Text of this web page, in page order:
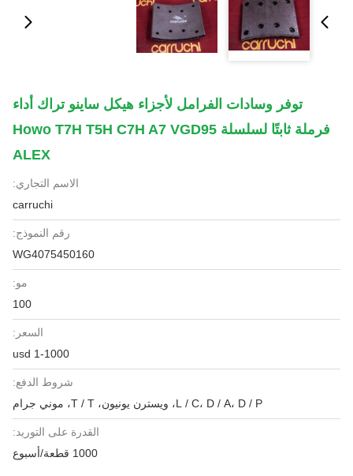
توفر وسادات الفرامل لأجزاء هيكل ساينو تراك أداء
فرملة ثابتًا لسلسلة Howo T7H T5H C7H A7 VGD95
ALEX
الاسم التجاري:
carruchi
رقم النموذج:
WG4075450160
مو:
100
السعر:
1-1000 usd
شروط الدفع:
L / C، D / A، D / P، ويسترن يونيون، T / T، موني جرام
القدرة على التوريد:
1000 قطعة/أسبوع